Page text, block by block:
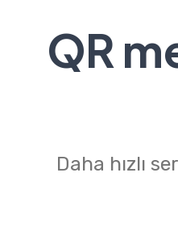
QR
Daha hızlı